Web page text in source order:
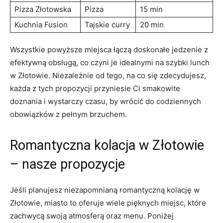
Pizza Złotowska
Pizza
15 min
Kuchnia Fusion
Tajskie curry 20 min
Wszystkie powyższe miejsca łączą doskonałe jedzenie z
efektywną obsługą, co czyni je idealnymi na szybki lunch
w Złotowie. Niezależnie od tego, na co się zdecydujesz,
każda z tych propozycji przyniesie Ci smakowite
doznania i wystarczy czasu, by wrócić do codziennych
obowiązków z pełnym brzuchem.
Romantyczna kolacja w Złotowie
– nasze propozycje
Jeśli planujesz niezapomnianą romantyczną kolację w
Złotowie, miasto to oferuje wiele pięknych miejsc, które
zachwycą swoją atmosferą oraz menu. Poniżej